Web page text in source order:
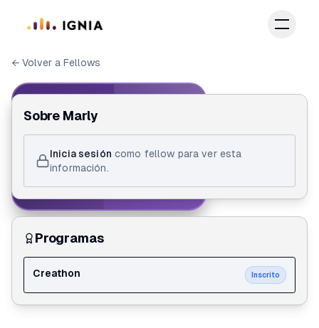
← Volver a Fellows
ID de Fellow
Marly Cabrera mosquera
Sobre Marly
Inicia sesión como fellow para ver esta
información.
Programas
Creathon Inscrito